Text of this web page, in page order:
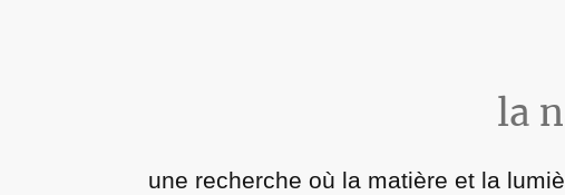
la
une recherche où la matière et la